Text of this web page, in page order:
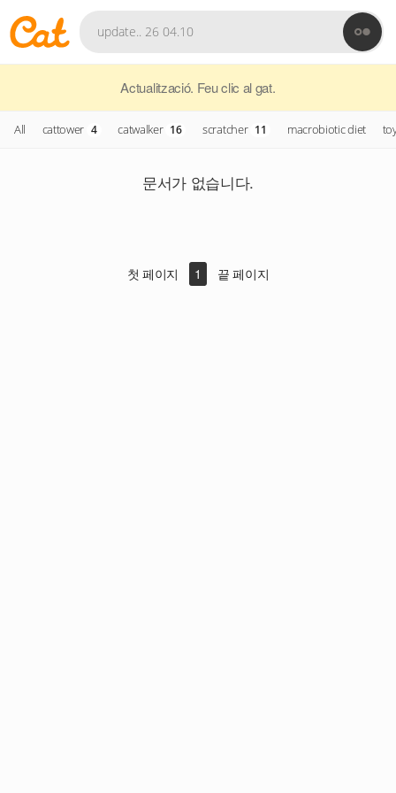
Actualització. Feu clic al gat.
All cattower 4 catwalker 16 scratcher 11 macrobiotic diet
문서가 없습니다.
첫 페이지 1 끝 페이지